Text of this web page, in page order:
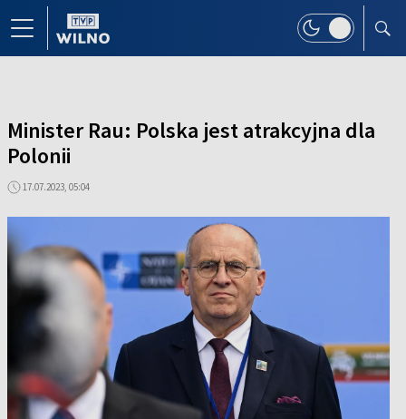
Minister Rau: Polska jest atrakcyjna dla
Polonii
17.07.2023, 05:04